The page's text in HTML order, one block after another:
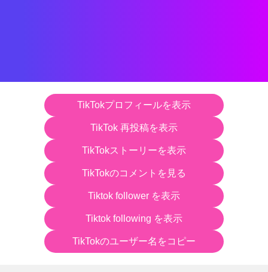
TikTokプロフィールを表示
TikTok 再投稿を表示
TikTokストーリーを表示
TikTokのコメントを見る
Tiktok follower を表示
Tiktok following を表示
TikTokのユーザー名をコピー